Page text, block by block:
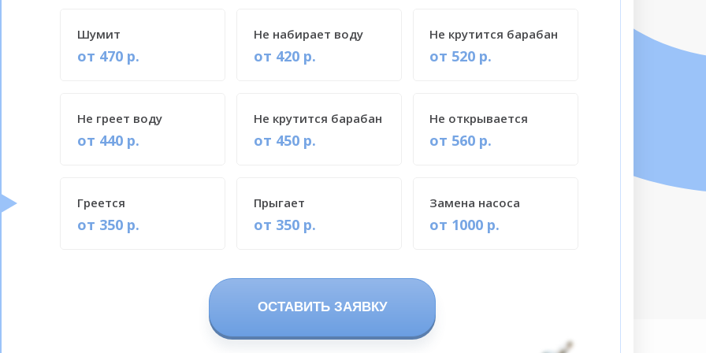
ОСТАВИТЬ ЗАЯВКУ
от 470 р.
Шумит
от 420 р.
Не набирает воду
от 520 р.
Не крутится барабан
от 440 р.
Не греет воду
от 450 р.
Не крутится барабан
от 560 р.
Не открывается
от 350 р.
Греется
от 350 р.
Прыгает
от 1000 р.
Замена насоса